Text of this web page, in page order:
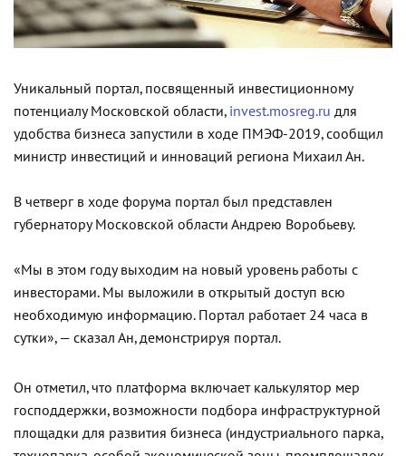
Уникальный портал, посвященный инвестиционному
потенциалу Московской области, invest.mosreg.ru для
удобства бизнеса запустили в ходе ПМЭФ-2019, сообщил
министр инвестиций и инноваций региона Михаил Ан.
В четверг в ходе форума портал был представлен
губернатору Московской области Андрею Воробьеву.
«Мы в этом году выходим на новый уровень работы с
инвесторами. Мы выложили в открытый доступ всю
необходимую информацию. Портал работает 24 часа в
сутки», — сказал Ан, демонстрируя портал.
Он отметил, что платформа включает калькулятор мер
господдержки, возможности подбора инфраструктурной
площадки для развития бизнеса (индустриального парка,